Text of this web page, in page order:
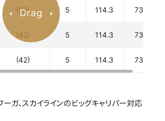
(52) 5 114.3 73.1
(42) 5 114.3 73.1
(42) 5 114.3 73.1
ーガ、スカイラインのビッグキャリパー対応